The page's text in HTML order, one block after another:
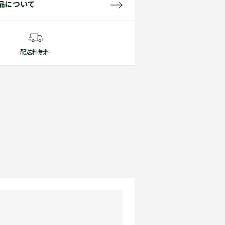
について
配送料無料